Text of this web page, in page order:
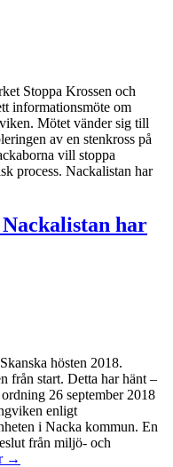
Stoppa Krossen och
informationsmöte om
Mötet vänder sig till
av en stenkross på
vill stoppa
process. Nackalistan har
har
hösten 2018.
från start. Detta har hänt –
26 september 2018
enligt
i Nacka kommun. En
från miljö- och
→